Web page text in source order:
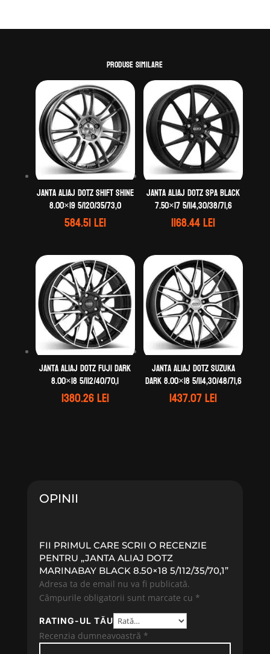
Produse similare
Janta aliaj DOTZ Shift shine
8.00×19 5/120/35/73,0
584.51lei
Janta aliaj DOTZ Spa black
7.50×17 5/114,30/38/71,6
1168.44lei
Janta aliaj DOTZ Fuji dark
8.00×18 5/112/40/70,1
1380.26lei
Janta aliaj DOTZ Suzuka
dark 8.00×18 5/114,30/48/71,6
1437.07lei
OPINII
FII PRIMUL CARE SCRII O RECENZIE
PENTRU „JANTA ALIAJ DOTZ
MARINABAY BLACK 8.50×18 5/112/35/70,1”
Adresa ta de email nu va fi publicată.
Câmpurile obligatorii sunt marcate cu *
RATING-UL TĂU
Recenzia dumneavoastră *